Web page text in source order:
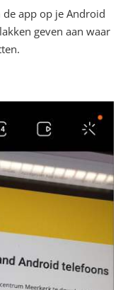
app op je Android
geven aan waar